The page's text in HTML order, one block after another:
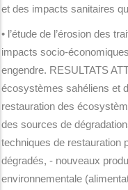
et des impacts sanitaires
• l’étude de l’érosion des
impacts socio-
engendre. RESULTATS
écosystèmes sahéliens et
restauration des
des sources de
techniques de restauration
dégradés, - nouveaux
environnementale